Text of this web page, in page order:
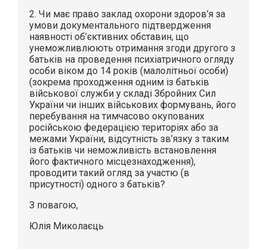
2. Чи має право заклад охорони здоров’я за
умови документального підтвердження
наявності об’єктивних обставин, що
унеможливлюють отримання згоди другого з
батьків на проведення психіатричного огляду
особи віком до 14 років (малолітньої особи)
(зокрема проходження одним із батьків
військової служби у складі Збройних Сил
України чи інших військових формувань, його
перебування на тимчасово окупованих
російською федерацією територіях або за
межами України, відсутність зв’язку з таким
із батьків чи неможливість встановлення
його фактичного місцезнаходження),
проводити такий огляд за участю (в
присутності) одного з батьків?
З повагою,
Юлія Миколаєць